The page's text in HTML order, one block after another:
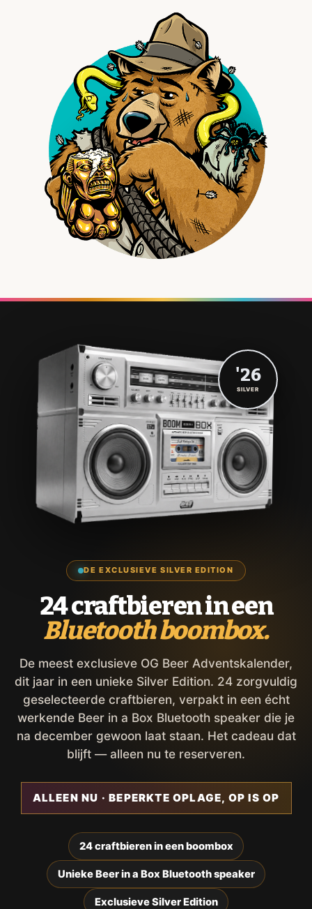
DE EXCLUSIEVE SILVER EDITION
24 craftbieren in een
Bluetooth boombox.
De meest exclusieve OG Beer Adventskalender,
dit jaar in een unieke Silver Edition. 24 zorgvuldig
geselecteerde craftbieren, verpakt in een écht
werkende Beer in a Box Bluetooth speaker die je
na december gewoon laat staan. Het cadeau dat
blijft — alleen nu te reserveren.
ALLEEN NU · BEPERKTE OPLAGE, OP IS OP
24 craftbieren in een boombox
Unieke Beer in a Box Bluetooth speaker
Exclusieve Silver Edition
'26
SILVER